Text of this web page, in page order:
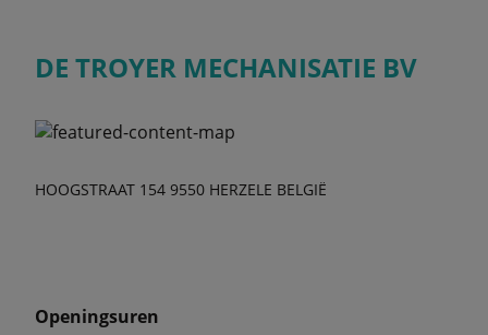
DE TROYER MECHANISATIE BV
HOOGSTRAAT 154 9550 HERZELE BELGIË
Openingsuren